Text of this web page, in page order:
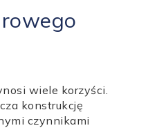
wiele korzyści.
konstrukcję
czynnikami